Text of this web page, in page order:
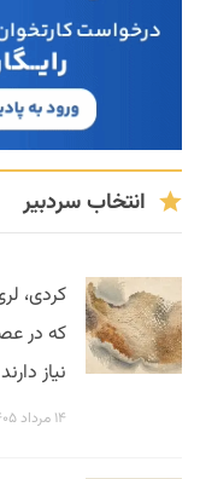
انتخاب سردبیر
کردی،
که در
نیاز دارند
۱۴ مرداد ۱۴۰۵